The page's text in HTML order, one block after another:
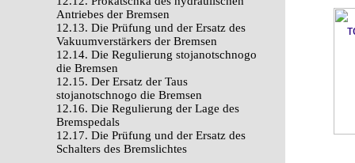
Antriebes der Bremsen
12.13. Die Prüfung und der Ersatz des
Vakuumverstärkers der Bremsen
12.14. Die Regulierung stojanotschnogo
die Bremsen
12.15. Der Ersatz der Taus
stojanotschnogo die Bremsen
12.16. Die Regulierung der Lage des
Bremspedals
12.17. Die Prüfung und der Ersatz des
Schalters des Bremslichtes